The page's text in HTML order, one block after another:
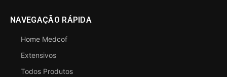
NAVEGAÇÃO RÁPIDA
Home Medcof
Extensivos
Todos Produtos